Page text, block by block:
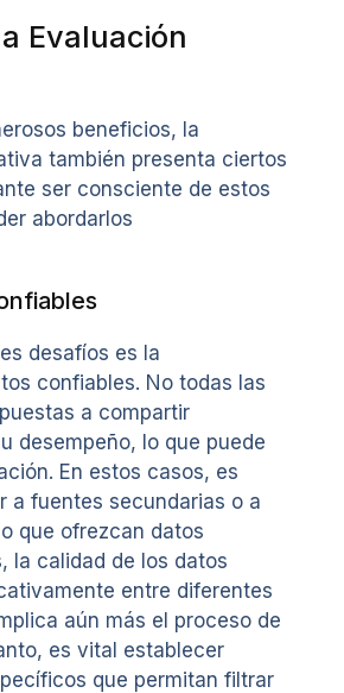
Evaluación
beneficios, la
también presenta ciertos
ser consciente de estos
abordarlos
desafíos es la
confiables. No todas las
a compartir
desempeño, lo que puede
En estos casos, es
a fuentes secundarias o a
que ofrezcan datos
la calidad de los datos
entre diferentes
aún más el proceso de
es vital establecer
que permitan filtrar